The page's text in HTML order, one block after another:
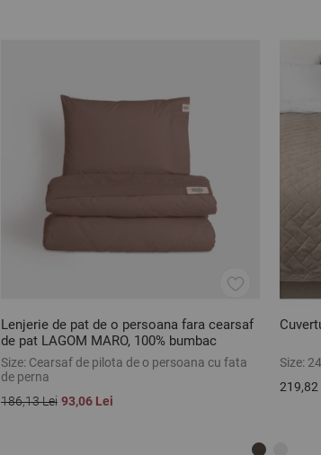
Lenjerie de pat de o persoana fara cearsaf
de pat LAGOM MARO, 100% bumbac
ranforce, 2 piese
Size: Cearsaf de pilota de o persoana cu fata
de perna
186,13 Lei 93,06 Lei
Size:
219,82